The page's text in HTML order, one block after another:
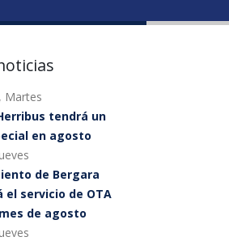
Martes
tendrá un
en agosto
de Bergara
el servicio de OTA
de agosto